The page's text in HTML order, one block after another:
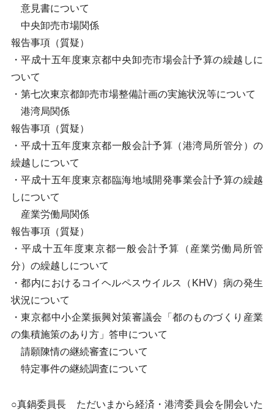
意見書について
中央卸売市場関係
報告事項（質疑）
・平成十五年度東京都中央卸売市場会計予算の繰越しに
ついて
・第七次東京都卸売市場整備計画の実施状況等について
港湾局関係
報告事項（質疑）
・平成十五年度東京都一般会計予算（港湾局所管分）の
繰越しについて
・平成十五年度東京都臨海地域開発事業会計予算の繰越
しについて
産業労働局関係
報告事項（質疑）
・平成十五年度東京都一般会計予算（産業労働局所管
分）の繰越しについて
・都内におけるコイヘルペスウイルス（KHV）病の発生
状況について
・東京都中小企業振興対策審議会「都のものづくり産業
の集積施策のあり方」答申について
請願陳情の継続審査について
特定事件の継続調査について
○真鍋委員長 ただいまから経済・港湾委員会を開会いた